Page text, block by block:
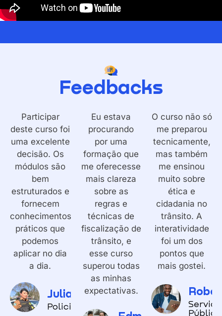
Feedbacks
Participar
deste curso foi
uma excelente
decisão. Os
módulos são
bem
estruturados e
fornecem
conhecimentos
práticos que
podemos
aplicar no dia
a dia.
Juliana
Policial
Eu estava
procurando
por uma
formação que
me oferecesse
mais clareza
sobre as
regras e
técnicas de
fiscalização de
trânsito, e
esse curso
superou todas
as minhas
expectativas.
O curso não só
me preparou
tecnicamente,
mas também
me ensinou
muito sobre
ética e
cidadania no
trânsito. A
interatividade
foi um dos
pontos que
mais gostei.
Público